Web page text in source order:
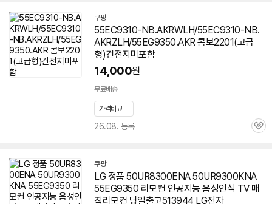
쿠팡
55EC9310-NB.AKRWLH/55EC9310-NB.
AKRZLH/55EG9350.AKR 콤보2201(고급
형)건전지미포함
14,000원
무료배송
가격비교
26.08. 등록
관
쿠팡
LG 정품 50UR8300ENA 50UR9300KNA
55EG9350 리모컨 인공지능 음성인식 TV 매
직리모컨 당일출고513944 LG전자